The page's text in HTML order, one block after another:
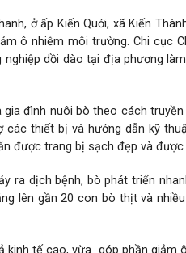
ở ấp Kiến Quới, xã Kiến
ô nhiễm môi trường. Chi cục
dồi dào tại địa phương
gia đình nuôi bò theo cách
thiết bị và hướng dẫn kỹ
được trang bị sạch đẹp và
ra dịch bệnh, bò phát triển
lên gần 20 con bò thịt và